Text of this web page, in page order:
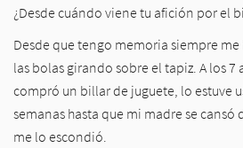
¿Desde cuándo viene tu afición por el
Desde que tengo memoria siempre
las bolas girando sobre el tapiz. A los 7
compró un billar de juguete, lo estuve
semanas hasta que mi madre se
me lo escondió.